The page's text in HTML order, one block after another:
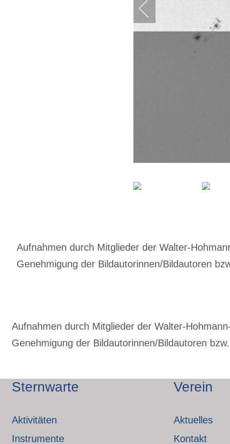
Aufnahmen durch Mitglieder der Walter-
Genehmigung der Bildautorinnen/Bildautoren
Aufnahmen durch Mitglieder der Walter-
Genehmigung der Bildautorinnen/Bildautoren
Sternwarte
Aktivitäten
Instrumente
Verein
Aktuelles
Kontakt